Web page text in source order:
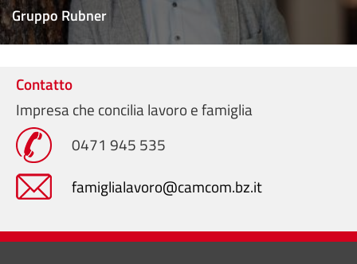
Gruppo Rubner
Contatto
Impresa che concilia lavoro e famiglia
0471 945 535
famiglialavoro@camcom.bz.it